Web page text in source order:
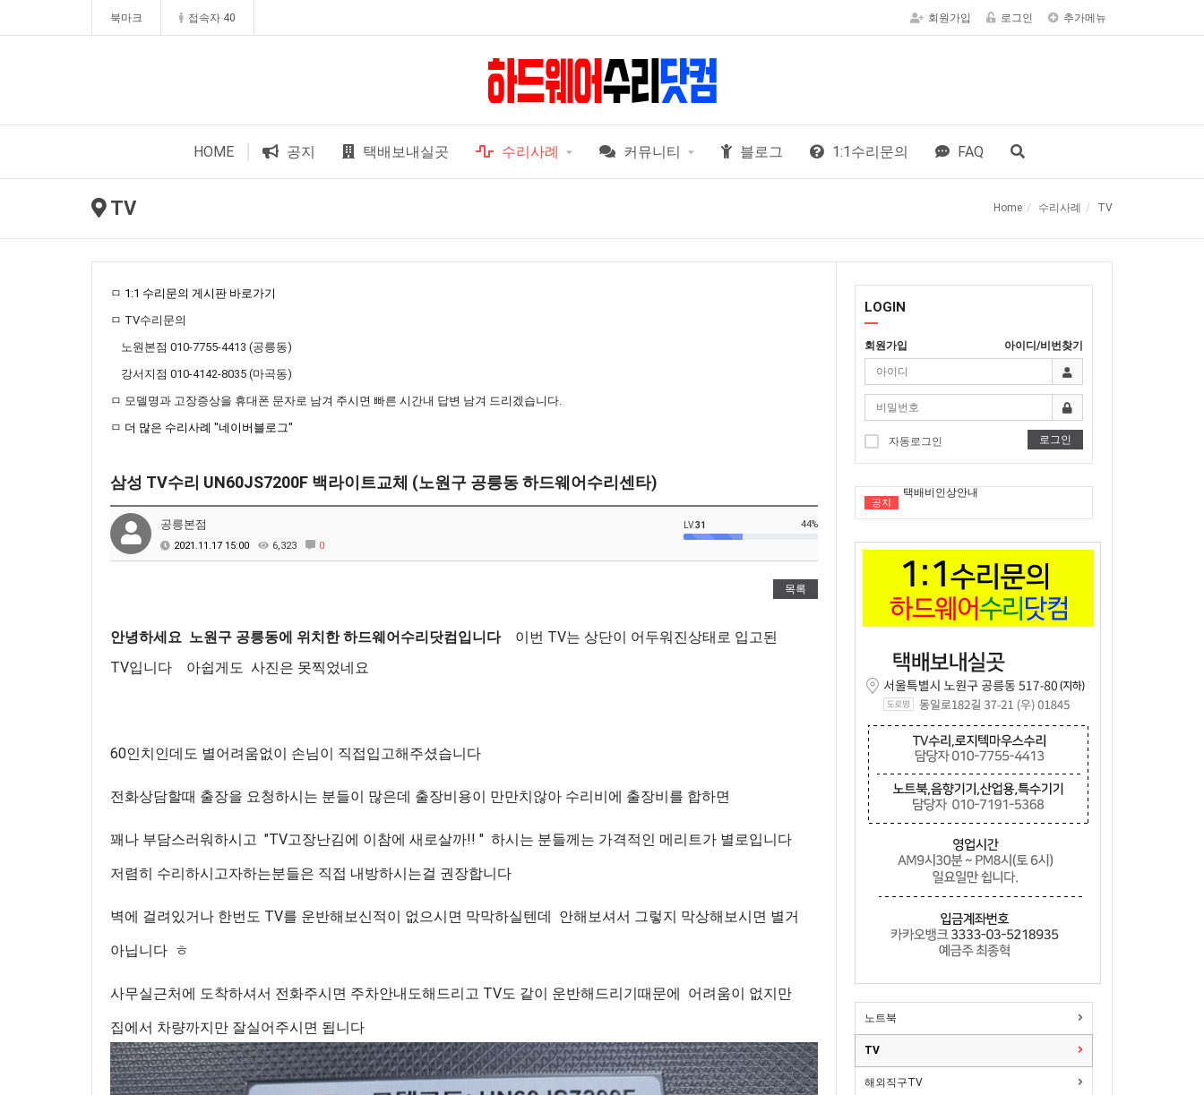
북마크 접속자 40 회원가입 로그인 추가메뉴
HOME 공지 택배보내실곳 수리사례 커뮤니티 블로그 1:1수리문의 FAQ
TV Home 수리사례 TV
ㅁ 1:1 수리문의 게시판 바로가기
ㅁ TV수리문의
노원본점 010-7755-4413 (공릉동)
강서지점 010-4142-8035 (마곡동)
ㅁ 모델명과 고장증상을 휴대폰 문자로 남겨 주시면 빠른 시간내 답변 남겨 드리겠습니다.
ㅁ 더 많은 수리사례 "네이버블로그"
삼성 TV수리 UN60JS7200F 백라이트교체 (노원구 공릉동 하드웨어수리센타)
공릉본점
2021.11.17 15:00 6,323 0
LV.31 44%
목록
안녕하세요 노원구 공릉동에 위치한 하드웨어수리닷컴입니다
이번 TV는 상단이 어두워진상태로 입고된
TV입니다 아쉽게도 사진은 못찍었네요
60인치인데도 별어려움없이 손님이 직접입고해 주셨습니다
전화상담할때 출장을 요청하시는 분들이 많은데 ​출장비용이 만만치않아 수리비에 출장비를 합하면
꽤나 부담스러워하시고 "TV고장난김에 이참에 새로살까!! ​" 하시는 분들께는 가격적인 메리트가 별로입니다
저렴히 수리하시고자하는분들은 직접 내방하시는걸 권장합니다
벽에 걸려있거나 한번도 TV를 운반해보신적이 없으시면 막막하실텐데 안해보셔서 그렇지 막상해보시면 별거
아닙니다 ㅎ​
사무실근처에 도착하셔서 전화주시면 주차안내도해드리고 TV도 같이 운반해드리기때문에 어려움이 없지만
집에서 차량까지만 잘실어주시면 됩니다 ​
LOGIN
회원가입 아이디/비번찾기
자동로그인 로그인
공지
2025년 8월 휴가안내입니다.
2024년 한가위 휴일 안내
택배비인상안내
"노트북부서" 1월 임시휴가 안내
★★★ 1:1 수리문의 문의 ★★★
2025년 8월 휴가안내입니다.
2024년 한가위 휴일 안내
택배비인상안내
노트북
TV
해외직구TV